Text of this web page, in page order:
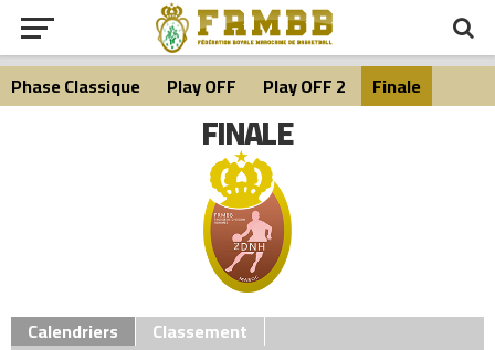
Phase Classique Play OFF Play OFF 2 Finale
FINALE
Calendriers Classement